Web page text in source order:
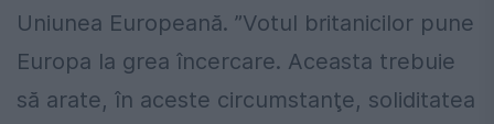
Uniunea Europeană. ”Votul britanicilor pune
Europa la grea încercare. Aceasta trebuie
să arate, în aceste circumstanţe, soliditatea